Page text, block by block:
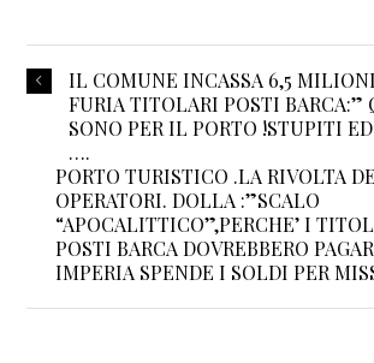
IL COMUNE INCASSA 6,5
FURIA TITOLARI POSTI BARCA:”
SONO PER IL PORTO !STUPITI
….
PORTO TURISTICO .LA RIVOLTA
OPERATORI. DOLLA :”SCALO
“APOCALITTICO”,PERCHE’ I
POSTI BARCA DOVREBBERO
IMPERIA SPENDE I SOLDI PER